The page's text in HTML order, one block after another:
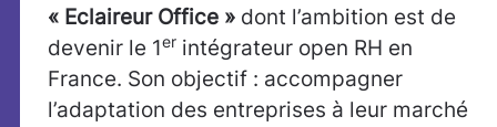
« Eclaireur Office » dont l’ambition est de
devenir le 1er intégrateur open RH en
France. Son objectif : accompagner
l’adaptation des entreprises à leur marché